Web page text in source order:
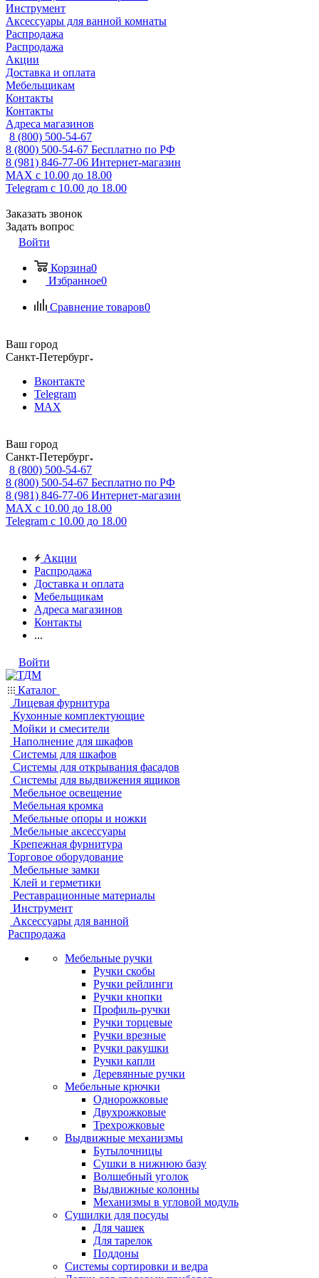
Инструмент
Аксессуары для ванной комнаты
Распродажа
Распродажа
Акции
Доставка и оплата
Мебельщикам
Контакты
Контакты
Адреса магазинов
8 (800) 500-54-67
8 (800) 500-54-67 Бесплатно по РФ
8 (981) 846-77-06 Интернет-магазин
MAX с 10.00 до 18.00
Telegram с 10.00 до 18.00
Заказать звонок
Задать вопрос
Войти
Корзина0
Избранное0
Сравнение товаров0
Ваш город
Санкт-Петербург
Вконтакте
Telegram
MAX
Ваш город
Санкт-Петербург
8 (800) 500-54-67
8 (800) 500-54-67 Бесплатно по РФ
8 (981) 846-77-06 Интернет-магазин
MAX с 10.00 до 18.00
Telegram с 10.00 до 18.00
Акции
Распродажа
Доставка и оплата
Мебельщикам
Адреса магазинов
Контакты
...
Войти
Каталог
Лицевая фурнитура
Кухонные комплектующие
Мойки и смесители
Наполнение для шкафов
Системы для шкафов
Системы для открывания фасадов
Системы для выдвижения ящиков
Мебельное освещение
Мебельная кромка
Мебельные опоры и ножки
Мебельные аксессуары
Крепежная фурнитура
Торговое оборудование
Мебельные замки
Клей и герметики
Реставрационные материалы
Инструмент
Аксессуары для ванной
Распродажа
Мебельные ручки
Ручки скобы
Ручки рейлинги
Ручки кнопки
Профиль-ручки
Ручки торцевые
Ручки врезные
Ручки ракушки
Ручки капли
Деревянные ручки
Мебельные крючки
Однорожковые
Двухрожковые
Трехрожковые
Выдвижные механизмы
Бутылочницы
Сушки в нижнюю базу
Волшебный уголок
Выдвижные колонны
Механизмы в угловой модуль
Сушилки для посуды
Для чашек
Для тарелок
Поддоны
Системы сортировки и ведра